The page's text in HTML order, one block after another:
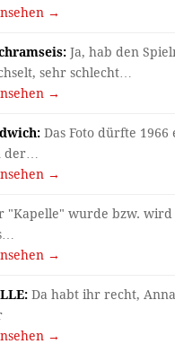
→
Ja, hab den
sehr schlecht…
→
Das Foto dürfte 1966
der…
→
"Kapelle" wurde bzw. wird
→
Da habt ihr recht,
→